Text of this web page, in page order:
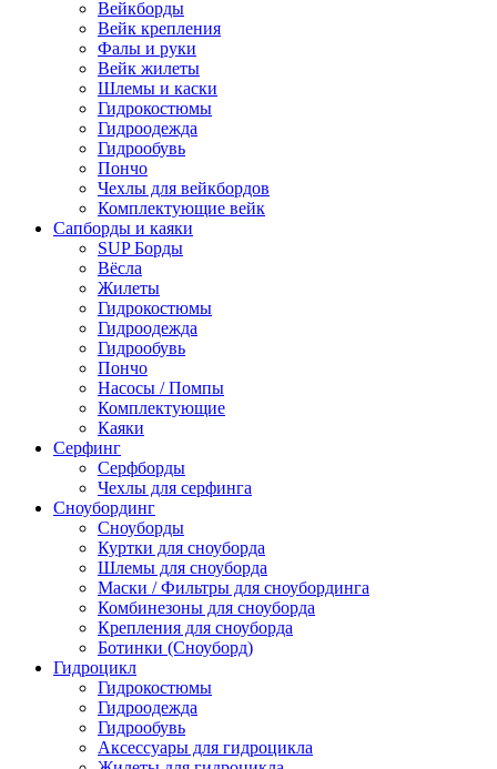
Вейкборды
Вейк крепления
Фалы и руки
Вейк жилеты
Шлемы и каски
Гидрокостюмы
Гидроодежда
Гидрообувь
Пончо
Чехлы для вейкбордов
Комплектующие вейк
Сапборды и каяки
SUP Борды
Вёсла
Жилеты
Гидрокостюмы
Гидроодежда
Гидрообувь
Пончо
Насосы / Помпы
Комплектующие
Каяки
Серфинг
Серфборды
Чехлы для серфинга
Сноубординг
Сноуборды
Куртки для сноуборда
Шлемы для сноуборда
Маски / Фильтры для сноубординга
Комбинезоны для сноуборда
Крепления для сноуборда
Ботинки (Сноуборд)
Гидроцикл
Гидрокостюмы
Гидроодежда
Гидрообувь
Аксессуары для гидроцикла